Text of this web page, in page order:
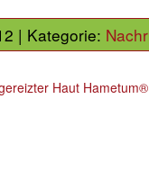
| Kategorie:
Haut